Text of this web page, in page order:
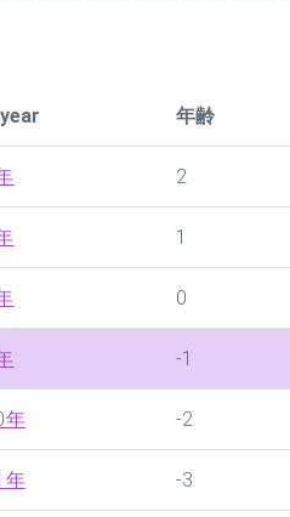
年齢
2
1
0
-1
年 -2
年 -3